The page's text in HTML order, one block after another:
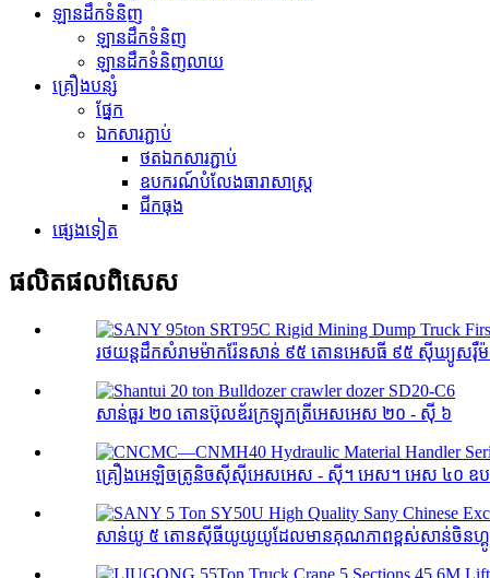
ឡានដឹកទំនិញ
ឡានដឹកទំនិញ
ឡានដឹកទំនិញលាយ
គ្រឿងបន្សំ
ផ្នែក
ឯកសារភ្ជាប់
ថតឯកសារភ្ជាប់
ឧបករណ៍បំលែងធារាសាស្ត្រ
ជីកធុង
ផ្សេងទៀត
ផលិតផល​ពិសេស
រថយន្តដឹកសំរាមម៉ាករ៉ែនសាន់ ៩៥ តោនអេសធី ៩៥ ស៊ីឃ្យូសរ៉ឺ
សាន់ធួរ ២០ តោនប៊ុលឌ័រក្រឡុកត្រីអេសអេស ២០ - ស៊ី ៦
គ្រឿងអេឡិចត្រូនិចស៊ីស៊ីអេសអេស - ស៊ី។ អេស។ អេស ៤០ ឧបក
សាន់យូ ៥ តោនស៊ីធីយូយូយូដែលមានគុណភាពខ្ពស់សាន់ចិនហ្គូ